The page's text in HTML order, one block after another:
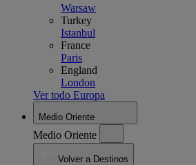
Warsaw
Turkey
Istanbul
France
Paris
England
London
Ver todo Europa
Medio Oriente
Medio Oriente
Volver a Destinos